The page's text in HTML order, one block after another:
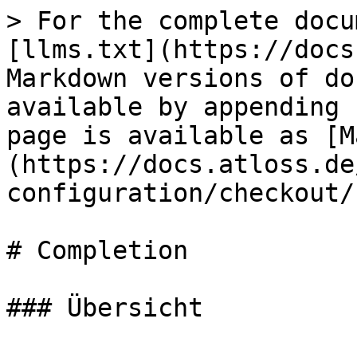
> For the complete
[llms.txt](https://
Markdown versions of
available by
page is available as
(https://
configuration/
# Completion
### Übersicht